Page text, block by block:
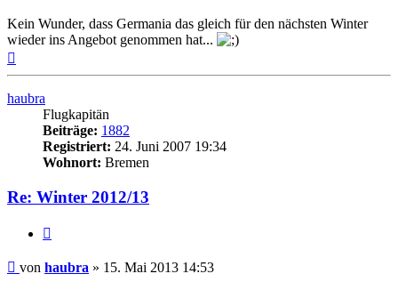
Kein Wunder, dass Germania das gleich für den nächsten Winter
wieder ins Angebot genommen hat...
haubra
Flugkapitän
Beiträge: 1882
Registriert: 24. Juni 2007 19:34
Wohnort: Bremen
Re: Winter 2012/13
Ungelesener
von haubra » 15. Mai 2013 14:53